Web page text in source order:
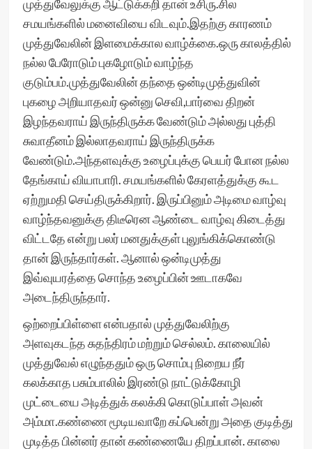
முத்துவேலுக்கு ஆட்டுக்கறி தான் உசிரு.சில
சமயங்களில் மனைவியை விடவும்.இதற்கு காரணம்
முத்துவேலின் இளமைக்கால வாழ்க்கை.ஒரு காலத்தில்
நல்ல பேரோடும் புகழோடும் வாழ்ந்த
குடும்பம்.முத்துவேலின் தந்தை ஒன்டிமுத்துவின்
புகழை அறியாதவர் ஒன்னு செவி,பார்வை திறன்
இழந்தவராய் இருந்திருக்க வேண்டும் அல்லது புத்தி
சுவாதீனம் இல்லாதவராய் இருந்திருக்க
வேண்டும்.அந்தளவுக்கு உழைப்புக்கு பெயர் போன நல்ல
தேங்காய் வியாபாரி. சமயங்களில் கேரளத்துக்கு கூட
ஏற்றுமதி செய்திருக்கிறார். இருப்பினும்‌ அடிமை வாழ்வு
வாழ்ந்தவனுக்கு திடீரென ஆண்டை வாழ்வு கிடைத்து
விட்டதே என்று பலர் மனதுக்குள் புலுங்கிக்கொண்டு
தான் இருந்தார்கள். ஆனால் ஒன்டிமுத்து‌
இவ்வுயரத்தை சொந்த உழைப்பின்‌ ஊடாகவே
அடைந்திருந்தார்.
ஒற்றைப்‌பிள்ளை என்பதால் முத்துவேலிற்கு
அளவுகடந்த சுதந்திரம் மற்றும் செல்லம். காலையில்
முத்துவேல் எழுந்ததும் ஒரு சொம்பு நிறைய நீர்
கலக்காத பசும்பாலில் இரண்டு நாட்டுக்கோழி
முட்டையை அடித்துக் கலக்கி கொடுப்பாள்‌ அவன்‌
அம்மா.கண்ணை மூடியவாறே கப்பென்று அதை குடித்து
முடித்த பின்னர் தான் கண்ணையே திறப்பான். காலை